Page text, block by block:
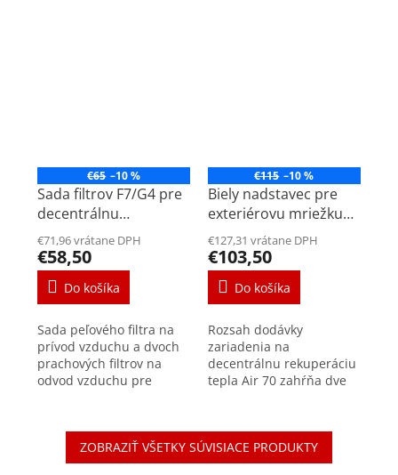
€65 –10 %
Sada filtrov F7/G4 pre
decentrálnu
rekuperačnú jednotku
Air 70
€71,96 vrátane DPH
€58,50
Do košíka
Sada peľového filtra na
prívod vzduchu a dvoch
prachových filtrov na
odvod vzduchu pre
Kvalitná filtrácia
privádzaného vzduchu
€115 –10 %
Biely nadstavec pre
exteriérovu mriežku
hr. steny 450-500mm
pre decentrálnu
rekuperačnú jednotku
Air 70
€127,31 vrátane DPH
€103,50
Do košíka
Rozsah dodávky
zariadenia na
decentrálnu rekuperáciu
tepla Air 70 zahŕňa dve
nadstavec. Nadstavec je
navrhnutý tak, aby
umožnil...
ZOBRAZIŤ VŠETKY SÚVISIACE PRODUKTY